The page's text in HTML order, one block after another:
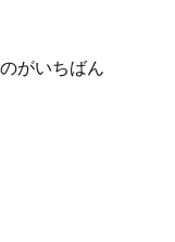
がいちばん